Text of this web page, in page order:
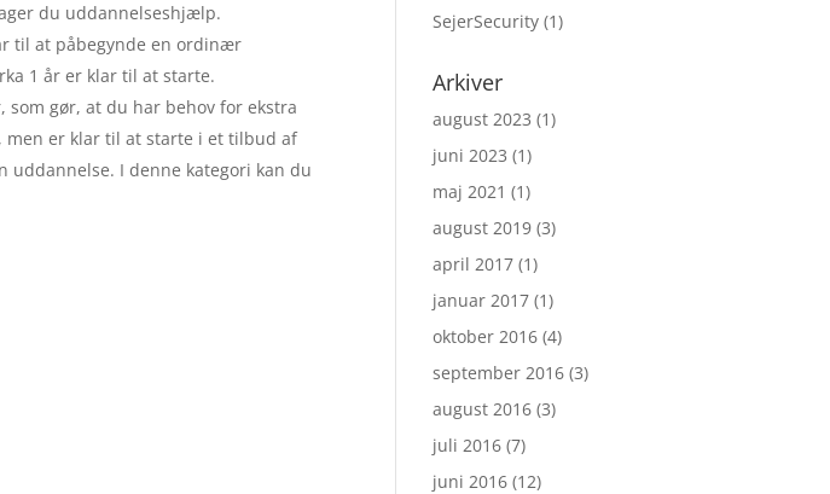
du uddannelseshjælp.
til at påbegynde en ordinær
1 år er klar til at starte.
gør, at du har behov for ekstra
men er klar til at starte i et tilbud af
uddannelse. I denne kategori kan du
SejerSecurity(1)
Arkiver
august 2023 (1)
juni 2023 (1)
maj 2021 (1)
august 2019 (3)
april 2017 (1)
januar 2017 (1)
oktober 2016 (4)
september 2016 (3)
august 2016 (3)
juli 2016 (7)
juni 2016 (12)